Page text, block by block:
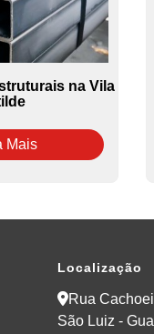
na Vila
Mais
Localização
Rua
São Luiz -